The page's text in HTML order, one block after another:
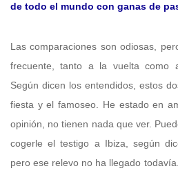
de todo el mundo con ganas de
Las comparaciones son odiosas,
frecuente, tanto a la vuelta como
Según dicen los entendidos, estos
fiesta y el famoseo. He estado en
opinión, no tienen nada que ver.
cogerle el testigo a Ibiza, según
pero ese relevo no ha llegado